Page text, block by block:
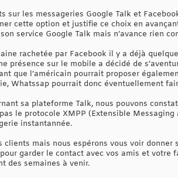
sur les messageries Google Talk et
cette option et justifie ce choix en
service Google Talk mais n’avance rien
rachetée par Facebook il y a déjà
présence sur le mobile a décidé de
que l’américain pourrait proposer
Whatssap pourrait donc éventuellement
sa plateforme Talk, nous pouvons
le protocole XMPP (Extensible
instantannée.
mais nous espérons vous voir donner
garder le contact avec vos amis et votre
des semaines à venir.